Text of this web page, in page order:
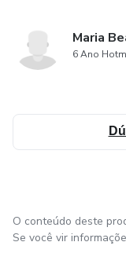
Maria
6 Ano
O conteúdo deste
Se você vir